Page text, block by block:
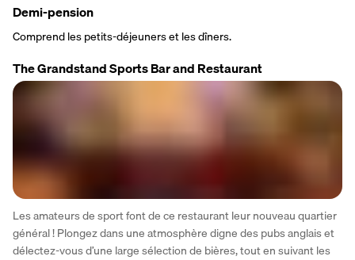
Demi-pension
Comprend les petits-déjeuners et les dîners.
The Grandstand Sports Bar and Restaurant
Les amateurs de sport font de ce restaurant leur nouveau quartier
général ! Plongez dans une atmosphère digne des pubs anglais et
délectez-vous d’une large sélection de bières, tout en suivant les